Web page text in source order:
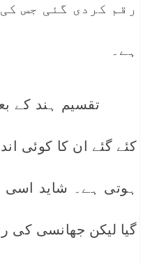
رقم کردی گئی جس
ہے۔
تقسیم ہند کے بعد
کئے گئے ان کا کوئی
ہوتی ہے۔ شاید اسی
گیا لیکن جھانسی کی